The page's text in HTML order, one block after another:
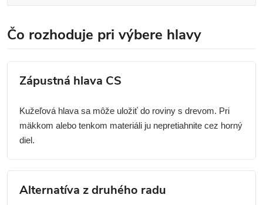
Čo rozhoduje pri výbere hlavy
Zápustná hlava CS
Kužeľová hlava sa môže uložiť do roviny s drevom. Pri
mäkkom alebo tenkom materiáli ju nepretiahnite cez horný
diel.
Alternatíva z druhého radu